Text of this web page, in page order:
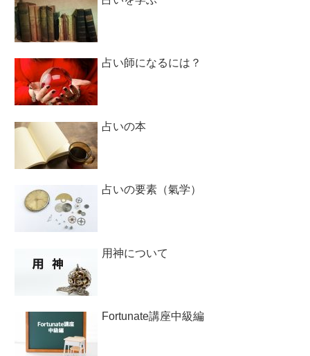
占い師になるには？
占いの本
占いの要素（氣学）
用神について
Fortunate講座中級編